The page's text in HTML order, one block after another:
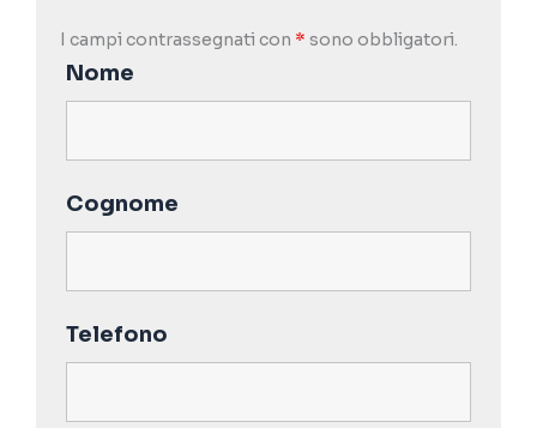
I campi contrassegnati con * sono obbligatori.
Nome
Cognome
Telefono